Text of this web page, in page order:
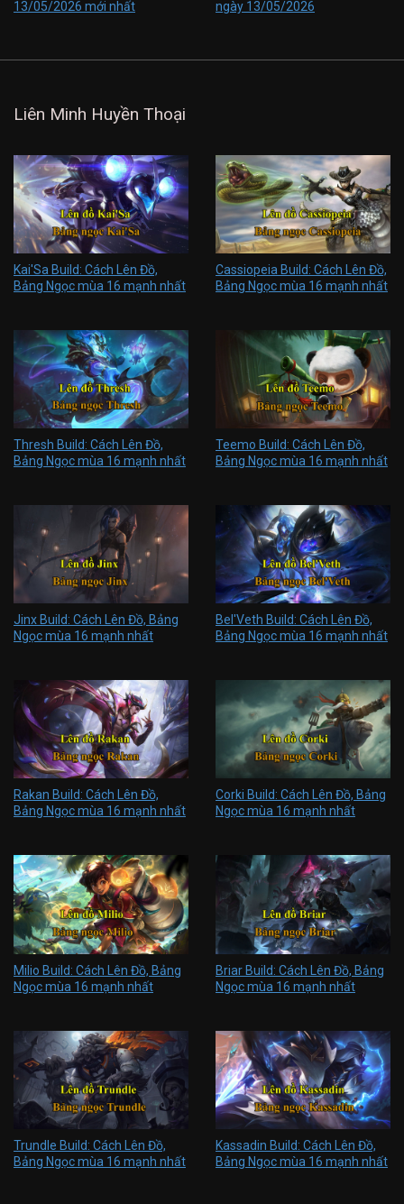
13/05/2026 mới nhất ngày 13/05/2026
Liên Minh Huyền Thoại
Kai'Sa Build: Cách Lên Đồ,
Bảng Ngọc mùa 16 mạnh nhất
Cassiopeia Build: Cách Lên Đồ,
Bảng Ngọc mùa 16 mạnh nhất
Thresh Build: Cách Lên Đồ,
Bảng Ngọc mùa 16 mạnh nhất
Teemo Build: Cách Lên Đồ,
Bảng Ngọc mùa 16 mạnh nhất
Jinx Build: Cách Lên Đồ, Bảng
Ngọc mùa 16 mạnh nhất
Bel'Veth Build: Cách Lên Đồ,
Bảng Ngọc mùa 16 mạnh nhất
Rakan Build: Cách Lên Đồ,
Bảng Ngọc mùa 16 mạnh nhất
Corki Build: Cách Lên Đồ, Bảng
Ngọc mùa 16 mạnh nhất
Milio Build: Cách Lên Đồ, Bảng
Ngọc mùa 16 mạnh nhất
Briar Build: Cách Lên Đồ, Bảng
Ngọc mùa 16 mạnh nhất
Trundle Build: Cách Lên Đồ,
Bảng Ngọc mùa 16 mạnh nhất
Kassadin Build: Cách Lên Đồ,
Bảng Ngọc mùa 16 mạnh nhất